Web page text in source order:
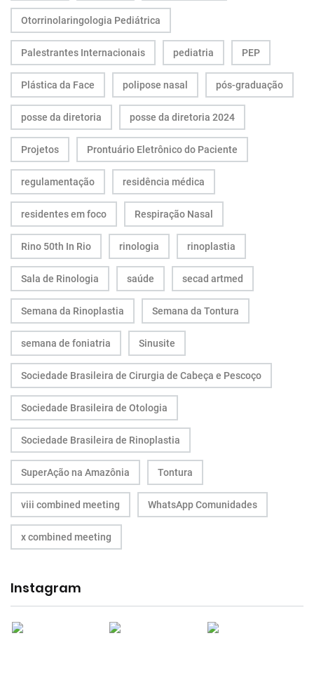
Otorrinolaringologia Pediátrica
Palestrantes Internacionais pediatria PEP
Plástica da Face polipose nasal pós-graduação
posse da diretoria posse da diretoria 2024
Projetos Prontuário Eletrônico do Paciente
regulamentação residência médica
residentes em foco Respiração Nasal
Rino 50th In Rio rinologia rinoplastia
Sala de Rinologia saúde secad artmed
Semana da Rinoplastia Semana da Tontura
semana de foniatria Sinusite
Sociedade Brasileira de Cirurgia de Cabeça e Pescoço
Sociedade Brasileira de Otologia
Sociedade Brasileira de Rinoplastia
SuperAção na Amazônia Tontura
viii combined meeting WhatsApp Comunidades
x combined meeting
Instagram